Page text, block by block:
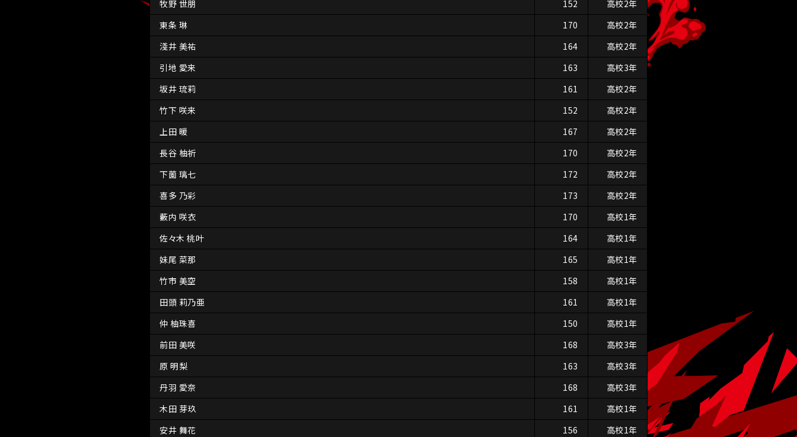
牧野 世朋
152
高校2年
東条 琳
170
高校2年
淺井 美祐
164
高校2年
引地 愛来
163
高校3年
坂井 琉莉
161
高校2年
竹下 咲来
152
高校2年
上田 暖
167
高校2年
長谷 柚祈
170
高校2年
下薗 璃七
172
高校2年
喜多 乃彩
173
高校2年
藪内 咲衣
170
高校1年
佐々木 桃叶
164
高校1年
妹尾 菜那
165
高校1年
竹市 美空
158
高校1年
田頭 莉乃亜
161
高校1年
仲 柚珠喜
150
高校1年
前田 美咲
168
高校3年
原 明梨
163
高校3年
丹羽 愛奈
168
高校3年
木田 芽玖
161
高校1年
安井 舞花
156
高校1年